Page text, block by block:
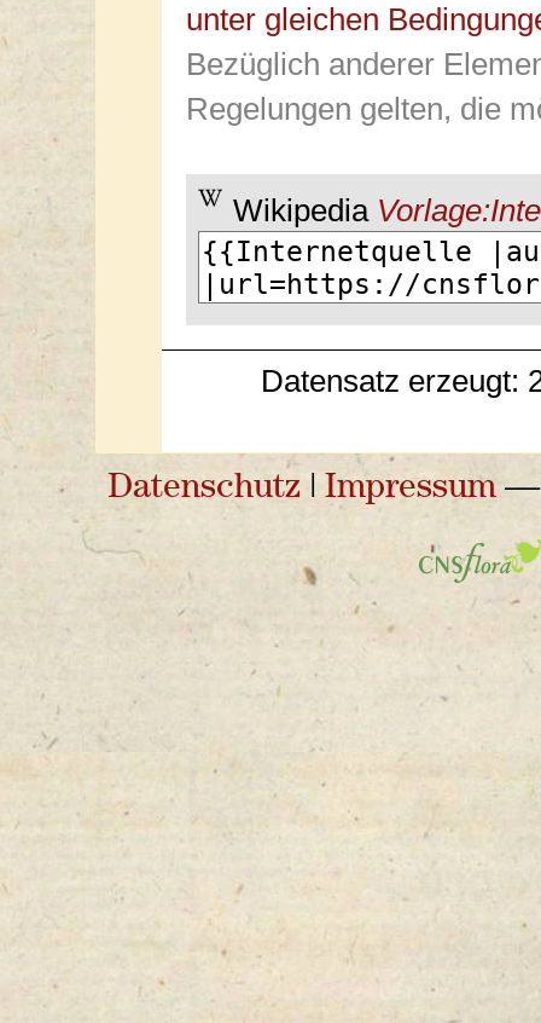
unter gleichen
Bezüglich anderer
Regelungen gelten, die
Wikipedia
Datensatz erzeugt:
Datenschutz | Impressum—